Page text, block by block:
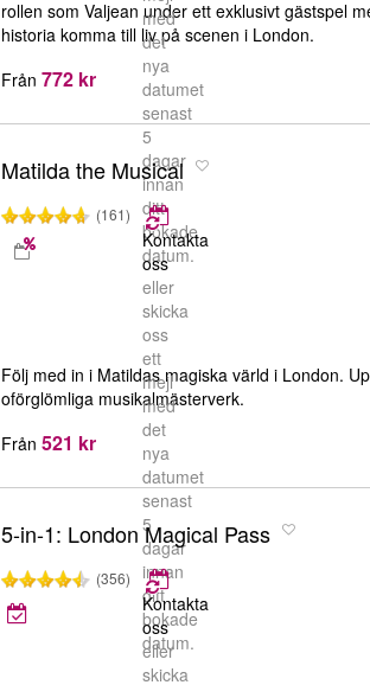
med
det
nya
datumet
senast
5
dagar
innan
ditt
bokade
datum.
rollen som Valjean under ett exklusivt gästspel
historia komma till liv på scenen i London.
Från 772 kr
Matilda the Musical
(161)
Kontakta
oss
eller
skicka
oss
ett
mejl
med
det
nya
datumet
senast
5
dagar
innan
ditt
bokade
datum.
Följ med in i Matildas magiska värld i London.
oförglömliga musikalmästerverk.
Från 521 kr
5-in-1: London Magical Pass
(356)
Kontakta
oss
eller
skicka